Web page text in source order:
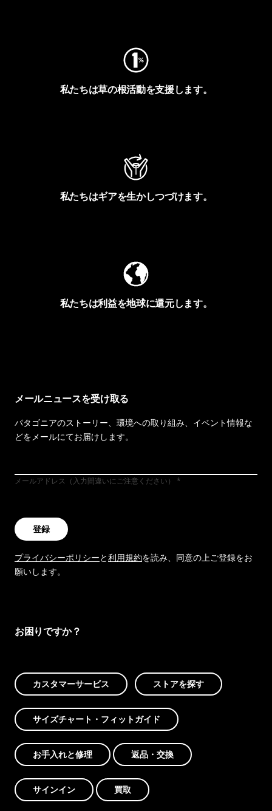
私たちは草の根活動を支援します。
私たちはギアを生かしつづけます。
私たちは利益を地球に還元します。
メールニュースを受け取る
パタゴニアのストーリー、環境への取り組み、イベント情報な
どをメールにてお届けします。
メールアドレス（入力間違いにご注意ください）
登録
プライバシーポリシーと利用規約を読み、同意の上ご登録をお
願いします。
お困りですか？
カスタマーサービス ストアを探す
サイズチャート・フィットガイド
お手入れと修理 返品・交換
サインイン 買取